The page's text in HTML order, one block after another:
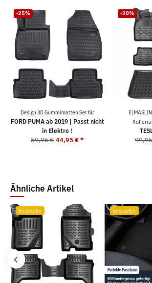
-25%
Design 3D Gummimatten Set für
FORD PUMA ab 2019 | Passt nicht
in Elektro !
59,95 € 44,95 €*
-20%
Ähnliche Artikel
Bestseller Bestseller